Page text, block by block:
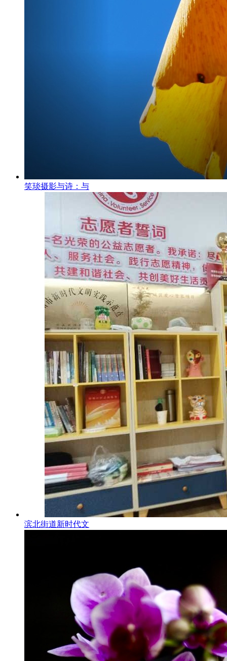
笑琰摄影与诗：与
滨北街道新时代文